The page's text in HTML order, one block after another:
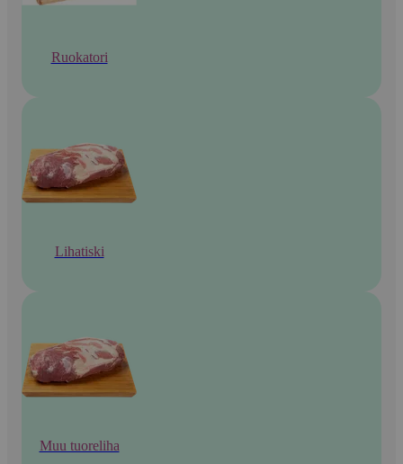
Ruokatori
Lihatiski
Muu tuoreliha